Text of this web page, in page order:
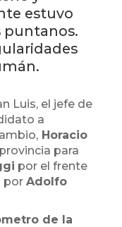
estuvo
puntanos.
Luis, el jefe de
a
Horacio
para
por el frente
por Adolfo
de la